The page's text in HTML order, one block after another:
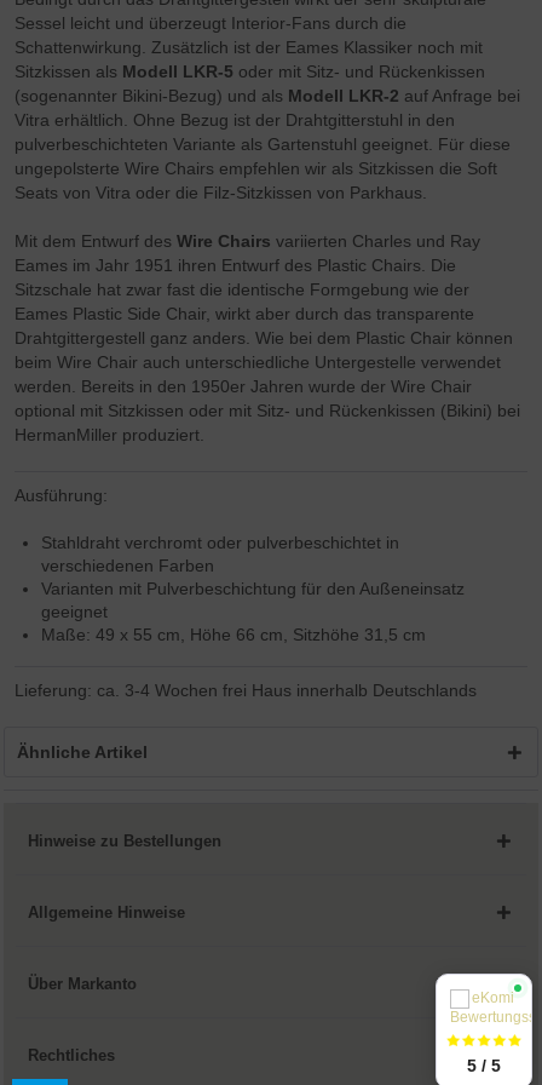
Sessel leicht und überzeugt Interior-Fans durch die
Schattenwirkung. Zusätzlich ist der Eames Klassiker noch mit
Sitzkissen als Modell LKR-5 oder mit Sitz- und Rückenkissen
(sogenannter Bikini-Bezug) und als Modell LKR-2 auf Anfrage bei
Vitra erhältlich. Ohne Bezug ist der Drahtgitterstuhl in den
pulverbeschichteten Variante als Gartenstuhl geeignet. Für diese
ungepolsterte Wire Chairs empfehlen wir als Sitzkissen die Soft
Seats von Vitra oder die Filz-Sitzkissen von Parkhaus.
Mit dem Entwurf desWire Chairs variierten Charles und Ray
Eames im Jahr 1951 ihren Entwurf des Plastic Chairs. Die
Sitzschale hat zwar fast die identische Formgebung wie der
Eames Plastic Side Chair, wirkt aber durch das transparente
Drahtgittergestell ganz anders. Wie bei dem Plastic Chair können
beim Wire Chair auch unterschiedliche Untergestelle verwendet
werden. Bereits in den 1950er Jahren wurde der Wire Chair
optional mit Sitzkissen oder mit Sitz- und Rückenkissen (Bikini) bei
HermanMiller produziert.
Ausführung:
Stahldraht verchromt oder pulverbeschichtet in
verschiedenen Farben
Varianten mit Pulverbeschichtung für den Außeneinsatz
geeignet
Maße: 49 x 55 cm, Höhe 66 cm, Sitzhöhe 31,5 cm
Lieferung: ca. 3-4 Wochen frei Haus innerhalb Deutschlands
Ähnliche Artikel
Hinweise zu Bestellungen
Allgemeine Hinweise
Über Markanto
Rechtliches
5 / 5